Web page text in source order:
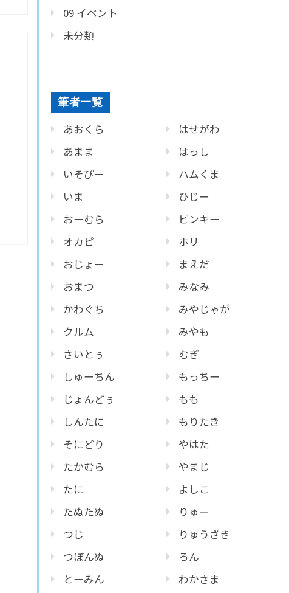
09 イベント
未分類
筆者一覧
あおくら
あまま
いそぴー
いま
おーむら
オカピ
おじょー
おまつ
かわぐち
クルム
さいとぅ
しゅーちん
じょんどぅ
しんたに
そにどり
たかむら
たに
たぬたぬ
つじ
つぼんぬ
とーみん
はせがわ
はっし
ハムくま
ひじー
ピンキー
ホリ
まえだ
みなみ
みやじゃが
みやも
むぎ
もっちー
もも
もりたき
やはた
やまじ
よしこ
りゅー
りゅうざき
ろん
わかさま